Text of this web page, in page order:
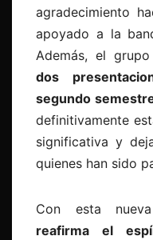
agradecimiento
apoyado a la
Además, el
dos
segundo
definitivamente
significativa y
quienes han sido
Con esta
reafirma el